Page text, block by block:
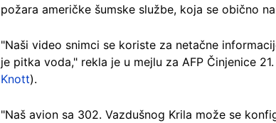
požara američke šumske službe, koja se obično
"Naši video snimci se koriste za netačne
je pitka voda," rekla je u mejlu za AFP Činjenice
Knott).
"Naš avion sa 302. Vazdušnog Krila može se